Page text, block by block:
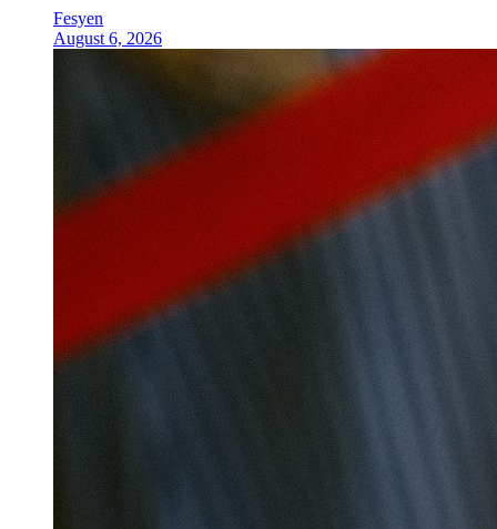
Fesyen
August 6, 2026